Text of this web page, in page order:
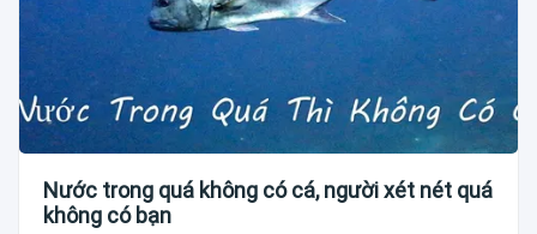
Nước trong quá không có cá, người xét nét quá
không có bạn